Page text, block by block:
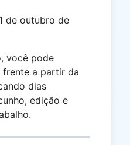
de outubro de
você pode
frente a partir da
dias
edição e